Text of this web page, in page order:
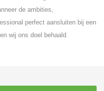
de ambities,
perfect aansluiten bij een
wij ons doel behaald.